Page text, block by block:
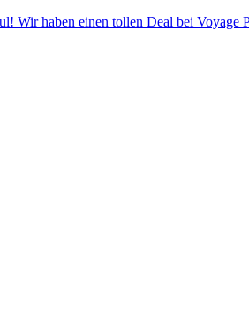
Wir haben einen tollen Deal bei